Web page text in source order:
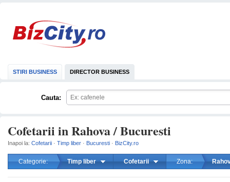
STIRI BUSINESS DIRECTOR BUSINESS
Cauta:
Cofetarii in Rahova / Bucuresti
Inapoi la: Cofetarii · Timp liber · Bucuresti · BizCity.ro
Categorie: Timp liber Cofetarii Zona: